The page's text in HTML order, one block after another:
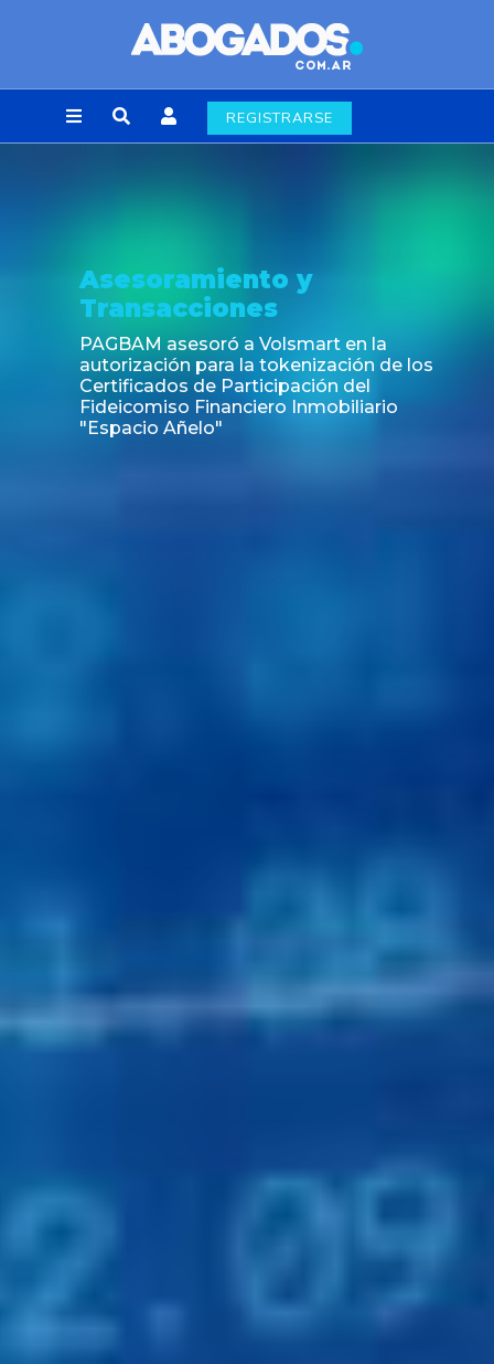
REGISTRARSE
Asesoramiento y
Transacciones
PAGBAM asesoró a Volsmart en la
autorización para la tokenización de los
Certificados de Participación del
Fideicomiso Financiero Inmobiliario
"Espacio Añelo"